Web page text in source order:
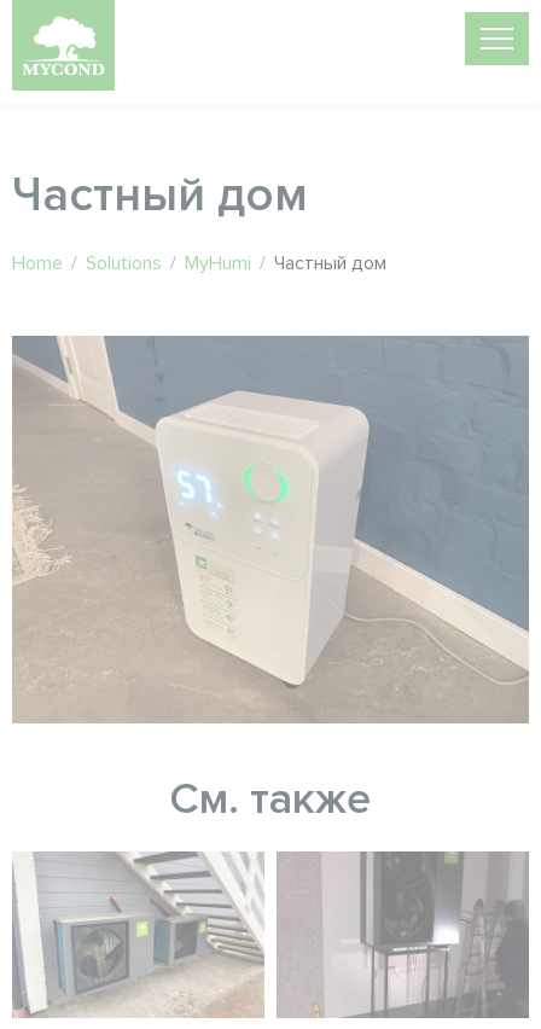
Частный дом
Home / Solutions / MyHumi / Частный дом
См. также